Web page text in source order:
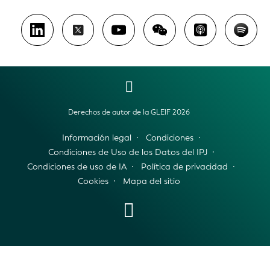
Derechos de autor de la GLEIF 2026
Información legal
Condiciones
Condiciones de Uso de los Datos del IPJ
Condiciones de uso de IA
Política de privacidad
Cookies
Mapa del sitio